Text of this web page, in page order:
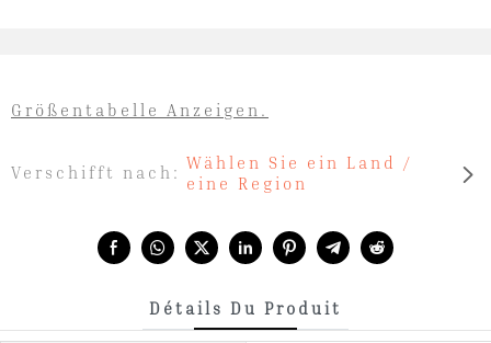
Verschifft nach:
Wählen Sie ein Land /
eine Region
Größentabelle Anzeigen.
Détails Du Produit